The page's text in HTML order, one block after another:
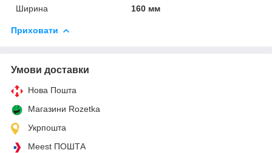
Ширина
160 мм
Приховати
Умови доставки
Нова Пошта
Магазини Rozetka
Укрпошта
Meest ПОШТА